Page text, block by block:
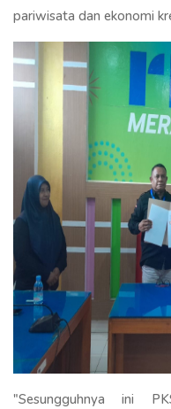
pariwisata dan ekonomi
"Sesungguhnya ini